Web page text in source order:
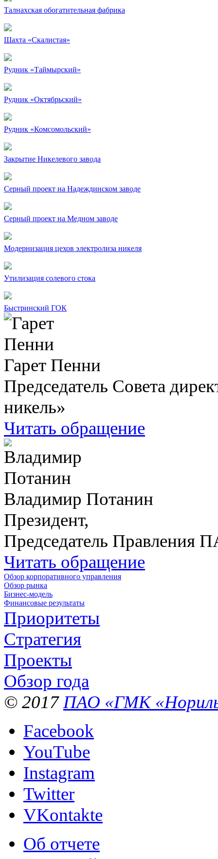
Талнахская обогатительная фабрика
Шахта «Скалистая»
Рудник «Таймырский»
Рудник «Октябрьский»
Рудник «Комсомольский»
Закрытие Никелевого завода
Серный проект на Надеждинском заводе
Серный проект на Медном заводе
Модернизация цехов электролиза никеля
Утилизация солевого стока
Быстринский ГОК
Гарет Пенни
Председатель Совета
никель»
Читать обращение
Владимир Потанин
Президент,
Председатель Правления
Читать обращение
Обзор корпоративного управления
Обзор рынка
Бизнес-модель
Финансовые результаты
Приоритеты
Стратегия
Проекты
Обзор года
© 2017 ПАО «ГМК
Facebook
YouTube
Instagram
Twitter
VKontakte
Об отчете